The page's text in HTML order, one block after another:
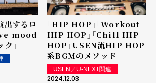
出するロ
mood
」
「HIP HOP」「Workout
HIP HOP」「Chill HIP
HOP」――USEN流HIP HOP
系BGMのメソッド
USEN／U-NEXT関連
2024.12.03